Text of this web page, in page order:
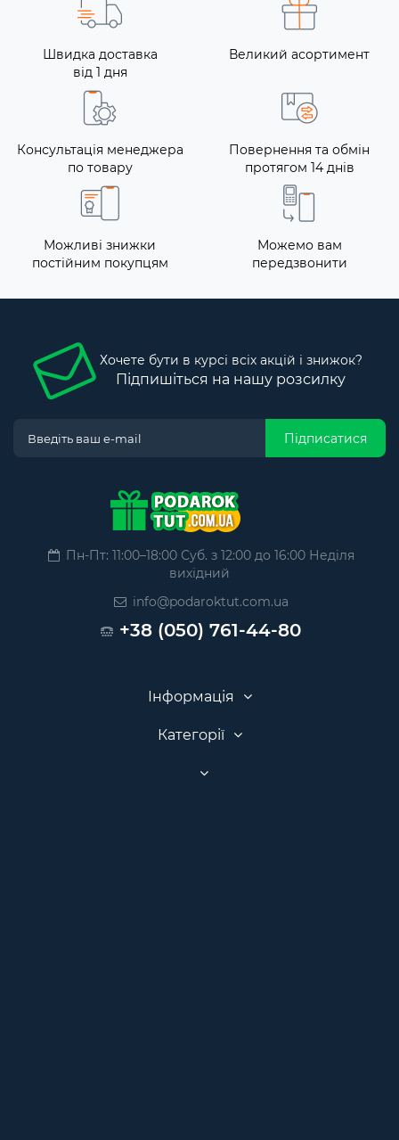
Швидка доставка
від 1 дня
Великий асортимент
Консультація менеджера
по товару
Повернення та обмін
протягом 14 днів
Можливі знижки
постійним покупцям
Можемо вам
передзвонити
Хочете бути в курсі всіх акцій і знижок?
Підпишіться на нашу розсилку
Підписатися
Пн-Пт: 11:00–18:00 Суб. з 12:00 до 16:00 Неділя
вихідний
info@podaroktut.com.ua
+38 (050) 761-44-80
Інформація
Категорії